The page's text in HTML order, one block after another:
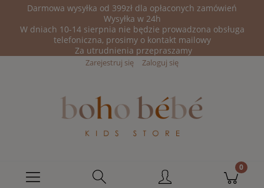
Darmowa wysyłka od 399zł dla opłaconych zamówień
Wysyłka w 24h
W dniach 10-14 sierpnia nie będzie prowadzona obsługa
telefoniczna, prosimy o kontakt mailowy
Za utrudnienia przepraszamy
Zarejestruj się Zaloguj się